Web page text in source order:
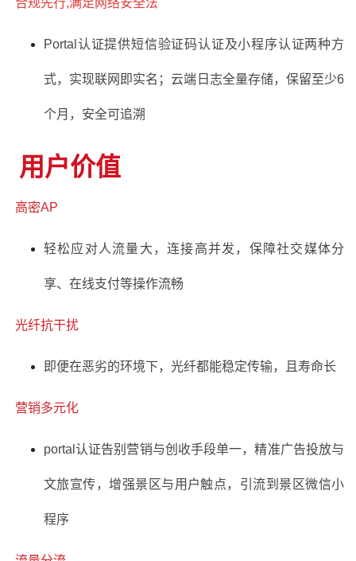
合规先行,满足网络安全法
Portal认证提供短信验证码认证及小程序认证两种方
式，实现联网即实名；云端日志全量存储，保留至少6
个月，安全可追溯
用户价值
高密AP
轻松应对人流量大，连接高并发，保障社交媒体分
享、在线支付等操作流畅
光纤抗干扰
即便在恶劣的环境下，光纤都能稳定传输，且寿命长
营销多元化
portal认证告别营销与创收手段单一，精准广告投放与
文旅宣传，增强景区与用户触点，引流到景区微信小
程序